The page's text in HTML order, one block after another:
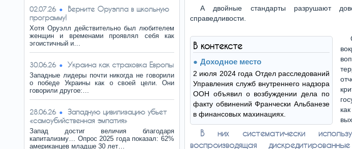
02.07.26
Верните Оруэлла в школьную
программу!
Хотя Оруэлл действительно был любителем
женщин и временами проявлял себя как
эгоистичный и…
30.06.26 Украина как страховка Европы
Западные лидеры почти никогда не говорили
о победе Украины как о своей цели. Они
говорили другое:…
28.06.26
Западную цивилизацию убьет
«самоубийственная эмпатия»
Запад достиг величия благодаря
капитализму… Опрос 2025 года показал: 62%
американцев младше 30 лет…
А двойные стандарты разрушают
справедливости.
В контексте
Доходное место
2 июля 2024 года Отдел расследований
Управления служб внутреннего надзора
ООН объявил о возбуждении дела по
факту обвинений Франчески Альбанезе
в финансовых махинациях.
В них систематически
воспроизводящая